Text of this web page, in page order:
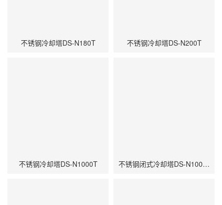
不锈钢冷却塔DS-N180T 不锈钢冷却塔DS-N200T
不锈钢冷却塔DS-N1000T 不锈钢闭式冷却塔DS-N1000T